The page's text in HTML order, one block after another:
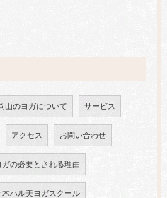
山のヨガについて サービス
アクセス お問い合わせ
ガの必要とされる理由
木ハル美ヨガスクール